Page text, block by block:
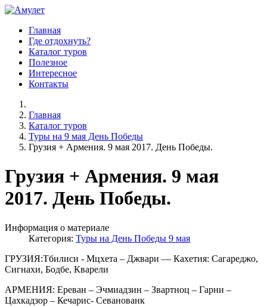
Главная
Где отдохнуть?
Каталог туров
Полезное
Интересное
Контакты
Главная
Каталог туров
Туры на 9 мая День Победы
Грузия + Армения. 9 мая 2017. День Победы.
Грузия + Армения. 9 мая
2017. День Победы.
Информация о материале
Категория: Туры на День Победы 9 мая
ГРУЗИЯ:Тбилиси - Мцхета – Джвари — Кахетия: Сагареджо,
Сигнахи, Бодбе, Кварели
АРМЕНИЯ: Ереван – Эчмиадзин – Звартноц – Гарни –
Цахкадзор – Кечарис- Севанованк